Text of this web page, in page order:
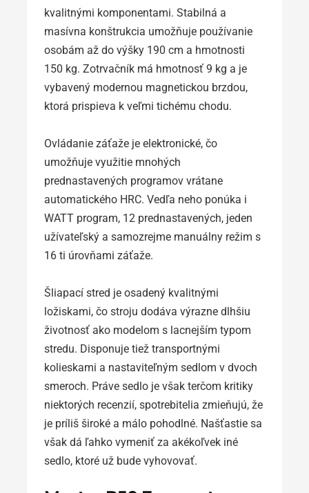
kvalitnými komponentami. Stabilná a
masívna konštrukcia umožňuje používanie
osobám až do výšky 190 cm a hmotnosti
150 kg. Zotrvačník má hmotnosť 9 kg a je
vybavený modernou magnetickou brzdou,
ktorá prispieva k veľmi tichému chodu.
Ovládanie záťaže je elektronické, čo
umožňuje využitie mnohých
prednastavených programov vrátane
automatického HRC. Vedľa neho ponúka i
WATT program, 12 prednastavených, jeden
užívateľský a samozrejme manuálny režim s
16 ti úrovňami záťaže.
Šliapací stred je osadený kvalitnými
ložiskami, čo stroju dodáva výrazne dlhšiu
životnosť ako modelom s lacnejším typom
stredu. Disponuje tiež transportnými
kolieskami a nastaviteľným sedlom v dvoch
smeroch. Práve sedlo je však terčom kritiky
niektorých recenzií, spotrebitelia zmieňujú, že
je príliš široké a málo pohodlné. Našťastie sa
však dá ľahko vymeniť za akékoľvek iné
sedlo, ktoré už bude vyhovovať.